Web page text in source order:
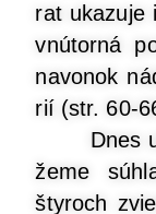
rat uka­zu­je
vnú­tor­ná
navo­nok
rií (str. 60-
Dnes už
že­me
šty­roch